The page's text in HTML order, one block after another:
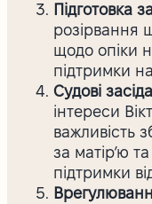
Підготовка
розірвання
щодо опіки
підтримки
Судові
інтереси
важливість
за матір’ю
підтримки